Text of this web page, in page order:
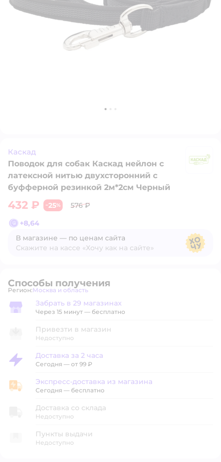
Каскад
Поводок для собак Каскад нейлон с
латексной нитью двухсторонний с
буфферной резинкой 2м*2см Черный
432 ₽ −25%
576 ₽
+8,64
В магазине — по ценам сайта
Скажите на кассе «Хочу как на сайте»
Способы получения
Регион: Выбор адреса доставки.
Москва и область
Забрать в магазине
Забрать в 29 магазинах
Через 15 минут — бесплатно
Привезти в магазин
Недоступно
Доставка за 2 часа
Доставка за 2 часа
Сегодня — от 99 ₽
Экспресс-доставка из магазина
Экспресс-доставка из магазина
Сегодня — бесплатно
Доставка со склада
Недоступно
Пункты выдачи
Недоступно